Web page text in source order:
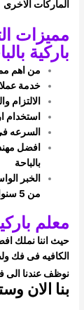
الماركات الاخرى
مميزات
باركية
من اهم
خدمة
الالتزام
استخدام
السرعه
افضل
بالباحة
الخبر
من 5 سنوات
معلم
حيث اننا نملك
الكافيه فى فك
نوظفعندنا
بنا الان